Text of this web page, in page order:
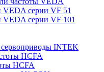
VEDA серии VF 51
VEDA серии VF 101
INTEK
HCFA